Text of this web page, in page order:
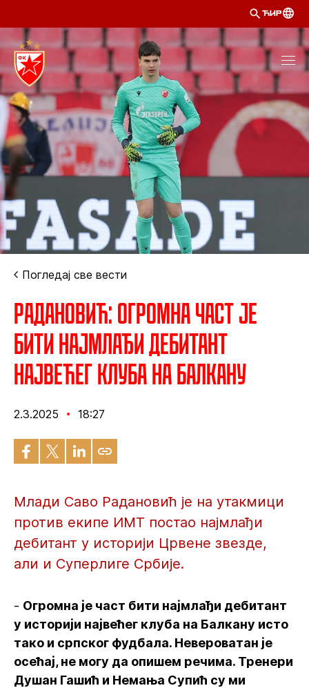
ЋИР
Погледај све вести
Радановић: Огромна част је
бити најмлађи дебитант
највећег клуба на Балкану
2.3.2025 18:27
Млади Саво Радановић је на утакмици
против екипе ИМТ постао најмлађи
дебитант у историји Црвене звезде,
али и Суперлиге Србије.
- Огромна је част бити најмлађи дебитант
у историји највећег клуба на Балкану исто
тако и српског фудбала. Невероватан је
осећај, не могу да опишем речима. Тренери
Душан Гашић и Немања Супић су ми